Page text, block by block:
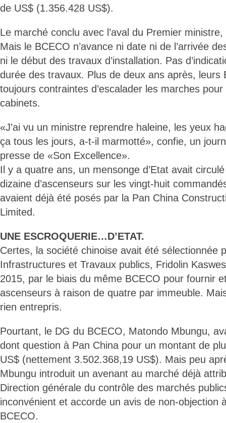
de US$ (1.356.428 US$).
Le marché conclu avec l’aval du Premier
Mais le BCECO n’avance ni date ni de l’arrivée
ni le début des travaux d’installation. Pas
durée des travaux. Plus de deux ans après, leurs
toujours contraintes d’escalader les marches
cabinets.
«J’ai vu un ministre reprendre haleine, les yeux
ça tous les jours, a-t-il marmotté», confie, un
presse de «Son Excellence».
Il y a quatre ans, un mensonge d’Etat avait
dizaine d’ascenseurs sur les vingt-huit
avaient déjà été posés par la Pan China
Limited.
UNE ESCROQUERIE…D’ETAT.
Certes, la société chinoise avait été sélectionnée
Infrastructures et Travaux publics, Fridolin
2015, par le biais du même BCECO pour fournir
ascenseurs à raison de quatre par immeuble.
rien entrepris.
Pourtant, le DG du BCECO, Matondo Mbungu,
dont question à Pan China pour un montant de
US$ (nettement 3.502.368,19 US$). Mais peu
Mbungu introduit un avenant au marché déjà
Direction générale du contrôle des marchés
inconvénient et accorde un avis de non-objection
BCECO.